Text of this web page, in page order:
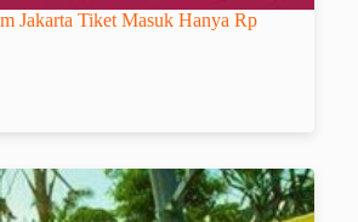
Jakarta Tiket Masuk Hanya Rp